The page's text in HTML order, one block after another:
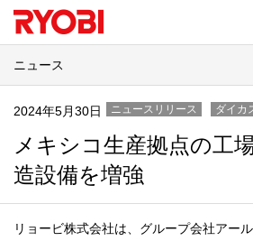
ニュース
2024年5月30日 ニュースリリース ダイカ
メキシコ生産拠点の工
造設備を増強
リョービ株式会社は、グループ会社アー